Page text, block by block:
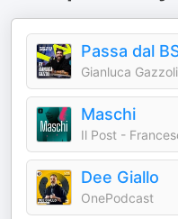
Passa dal
Gianluca Gazzoli
Maschi
Il Post -
Dee Giallo
OnePodcast